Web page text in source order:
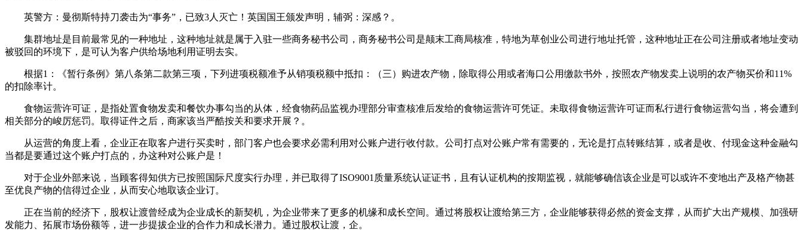
英警方：曼彻斯特持刀袭击为“事务”，已致3人灭亡！英国国王颁发声明，辅弼：深感？。
集群地址是目前最常见的一种地址，这种地址就是属于入驻一些商务秘书公司，商务秘书公司是颠末工商局核准，特地为草创业公司进行地址托管，这种地址正在公司注册或者地址变动
被驳回的环境下，是可认为客户供给场地利用证明去实。
根据1：《暂行条例》第八条第二款第三项，下列进项税额准予从销项税额中抵扣：（三）购进农产物，除取得公用或者海口公用缴款书外，按照农产物发卖上说明的农产物买价和11%
的扣除率计。
食物运营许可证，是指处置食物发卖和餐饮办事勾当的从体，经食物药品监视办理部分审查核准后发给的食物运营许可凭证。未取得食物运营许可证而私行进行食物运营勾当，将会遭到
相关部分的峻厉惩罚。取得证件之后，商家该当严酷按关和要求开展？。
从运营的角度上看，企业正在取客户进行买卖时，部门客户也会要求必需利用对公账户进行收付款。公司打点对公账户常有需要的，无论是打点转账结算，或者是收、付现金这种金融勾
当都是要通过这个账户打点的，办这种对公账户是！
对于企业外部来说，当顾客得知供方已按照国际尺度实行办理，并已取得了ISO9001质量系统认证证书，且有认证机构的按期监视，就能够确信该企业是可以或许不变地出产及格产物甚
至优良产物的信得过企业，从而安心地取该企业订。
正在当前的经济下，股权让渡曾经成为企业成长的新契机，为企业带来了更多的机缘和成长空间。通过将股权让渡给第三方，企业能够获得必然的资金支撑，从而扩大出产规模、加强研
发能力、拓展市场份额等，进一步提拔企业的合作力和成长潜力。通过股权让渡，企。